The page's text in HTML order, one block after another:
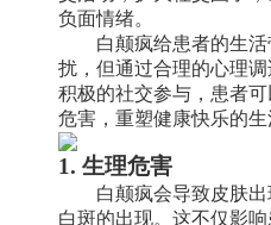
负面情绪。
白颠疯给患者的生活
扰，但通过合理的心理
积极的社交参与，患者
危害，重塑健康快乐的生
1. 生理危害
白颠疯会导致皮肤出
白斑的出现。这不仅影